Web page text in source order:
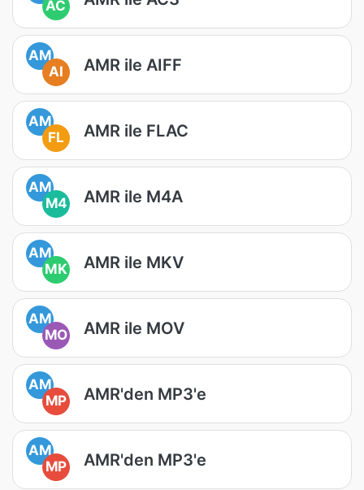
AC
AM
AI
AMR ile AIFF
AM
FL
AMR ile FLAC
AM
M4
AMR ile M4A
AM
MK
AMR ile MKV
AM
MO
AMR ile MOV
AM
MP
AMR'den MP3'e
AM
MP
AMR'den MP3'e